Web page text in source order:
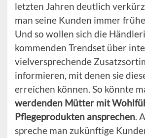
letzten Jahren deutlich
man seine Kunden immer
Und so wollen sich die
kommenden Trendset über
vielversprechende
informieren, mit denen sie
erreichen können. So könnte
werdenden Mütter mit
Pflegeprodukten ansprechen.
spreche man zukünftige